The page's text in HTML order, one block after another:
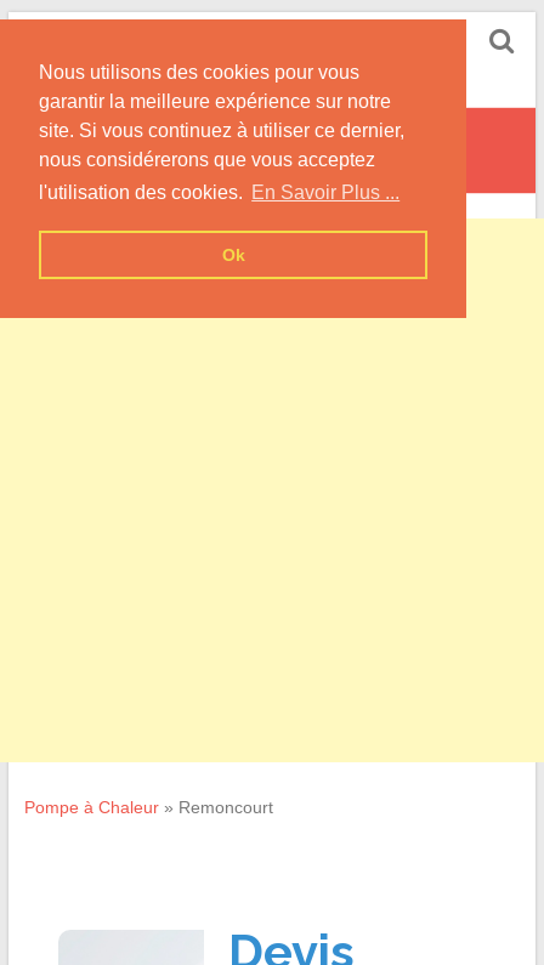
Nous utilisons des cookies pour vous
garantir la meilleure expérience sur notre
site. Si vous continuez à utiliser ce dernier,
nous considérerons que vous acceptez
l'utilisation des cookies. En Savoir Plus ...
Ok
Skip
content
Informations sur les Pompes à Chaleur
Remoncourt
Pompe à Chaleur» Remoncourt